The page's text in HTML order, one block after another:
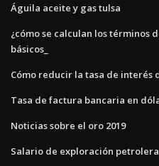
Águila aceite y gas tulsa
¿cómo se calculan los términos
básicos_
Cómo reducir la tasa de interés
Tasa de factura bancaria en
Noticias sobre el oro 2019
Salario de exploración petrolera